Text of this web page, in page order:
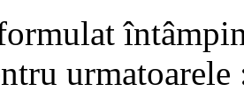
urmatoarele